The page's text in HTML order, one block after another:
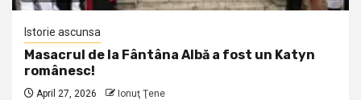
Istorie ascunsa
Masacrul de la Fântâna Albă a fost un Katyn
românesc!
April 27, 2026 Ionuţ Ţene